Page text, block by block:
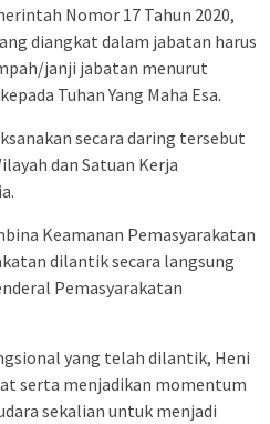
Nomor 17 Tahun 2020,
diangkat dalam jabatan harus
janji jabatan menurut
Tuhan Yang Maha Esa.
secara daring tersebut
dan Satuan Kerja
Keamanan Pemasyarakatan
dilantik secara langsung
Pemasyarakatan
yang telah dilantik, Heni
serta menjadikan momentum
sekalian untuk menjadi